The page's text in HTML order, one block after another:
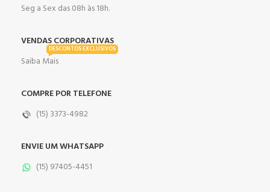
Seg a Sex das 08h às 18h.
VENDAS CORPORATIVAS
Saiba Mais
DESCONTOS EXCLUSIVOS
COMPRE POR TELEFONE
(15) 3373-4982
ENVIE UM WHATSAPP
(15) 97405-4451